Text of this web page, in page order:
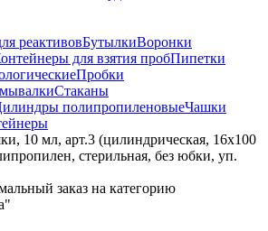
реактивовБутылкиВоронки
для взятия пробПипетки
Пробки
Стаканы
полипропиленовыеЧашки
10 мл, арт.3 (цилиндрическая, 16х100
стерильная, без юбки, уп.